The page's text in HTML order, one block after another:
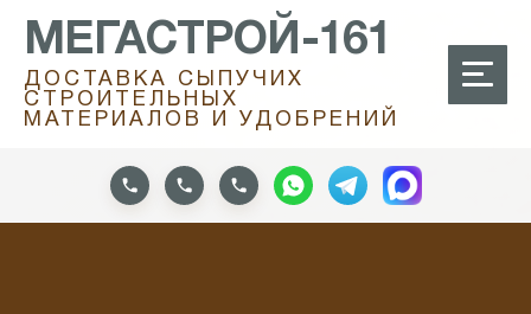
МЕГАСТРОЙ-161
ДОСТАВКА СЫПУЧИХ
СТРОИТЕЛЬНЫХ
МАТЕРИАЛОВ И УДОБРЕНИЙ